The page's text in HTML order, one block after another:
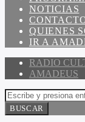
NOTICIAS
QUIENES
IR A
RADIO
AMADEUS